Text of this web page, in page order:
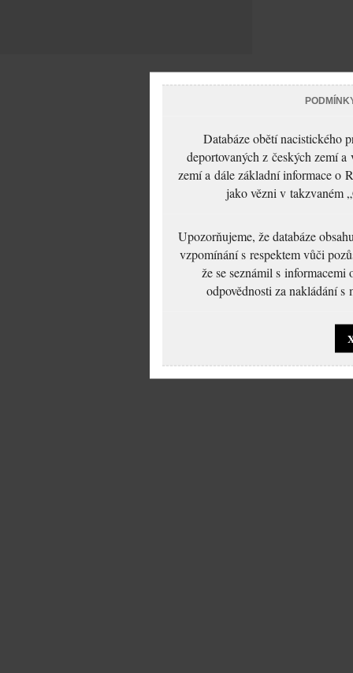
Databáze obětí nacistického
deportovaných z českých zemí
zemí a dále základní informace o
jako vězni v takzvaném
Upozorňujeme, že databáze
vzpomínání s respektem vůči
že se seznámil s
odpovědnosti za nakládání